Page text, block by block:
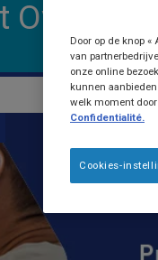
Door op de knop
van
onze online
kunnen
welk moment door
Confidentialité.
Cookies-